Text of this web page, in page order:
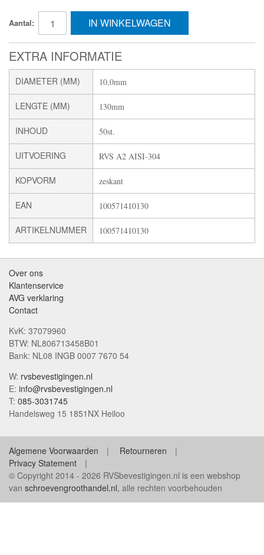
Aantal: IN WINKELWAGEN
EXTRA INFORMATIE
DIAMETER (MM) 10,0mm
LENGTE (MM) 130mm
INHOUD 50st.
UITVOERING RVS A2 AISI-304
KOPVORM zeskant
EAN 100571410130
ARTIKELNUMMER 100571410130
Over ons
Klantenservice
AVG verklaring
Contact
KvK: 37079960
BTW: NL806713458B01
Bank: NL08 INGB 0007 7670 54
W: rvsbevestigingen.nl
E: info@rvsbevestigingen.nl
T: 085-3031745
Handelsweg 15 1851NX Heiloo
Algemene Voorwaarden
Retourneren
Privacy Statement
© Copyright 2014 - 2026 RVSbevestigingen.nl is een webshop
van schroevengroothandel.nl, alle rechten voorbehouden